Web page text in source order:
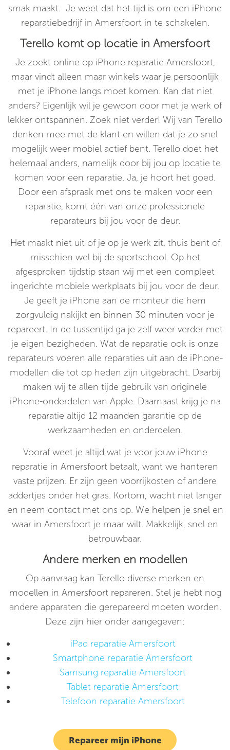
smak maakt. Je weet dat het tijd is om een iPhone
reparatiebedrijf in Amersfoort in te schakelen.
Terello komt op locatie in Amersfoort
Je zoekt online op iPhone reparatie Amersfoort,
maar vindt alleen maar winkels waar je persoonlijk
met je iPhone langs moet komen. Kan dat niet
anders? Eigenlijk wil je gewoon door met je werk of
lekker ontspannen. Zoek niet verder! Wij van Terello
denken mee met de klant en willen dat je zo snel
mogelijk weer mobiel actief bent. Terello doet het
helemaal anders, namelijk door bij jou op locatie te
komen voor een reparatie. Ja, je hoort het goed.
Door een afspraak met ons te maken voor een
reparatie, komt één van onze professionele
reparateurs bij jou voor de deur.
Het maakt niet uit of je op je werk zit, thuis bent of
misschien wel bij de sportschool. Op het
afgesproken tijdstip staan wij met een compleet
ingerichte mobiele werkplaats bij jou voor de deur.
Je geeft je iPhone aan de monteur die hem
zorgvuldig nakijkt en binnen 30 minuten voor je
repareert. In de tussentijd ga je zelf weer verder met
je eigen bezigheden. Wat de reparatie ook is onze
reparateurs voeren alle reparaties uit aan de iPhone-
modellen die tot op heden zijn uitgebracht. Daarbij
maken wij te allen tijde gebruik van originele
iPhone-onderdelen van Apple. Daarnaast krijg je na
reparatie altijd 12 maanden garantie op de
werkzaamheden en onderdelen.
Vooraf weet je altijd wat je voor jouw iPhone
reparatie in Amersfoort betaalt, want we hanteren
vaste prijzen. Er zijn geen voorrijkosten of andere
addertjes onder het gras. Kortom, wacht niet langer
en neem contact met ons op. We helpen je snel en
waar in Amersfoort je maar wilt. Makkelijk, snel en
betrouwbaar.
Andere merken en modellen
Op aanvraag kan Terello diverse merken en
modellen in Amersfoort repareren. Stel je hebt nog
andere apparaten die gerepareerd moeten worden.
Deze zijn hier onder aangegeven:
iPad reparatie Amersfoort
Smartphone reparatie Amersfoort
Samsung reparatie Amersfoort
Tablet reparatie Amersfoort
Telefoon reparatie Amersfoort
Repareer mijn iPhone